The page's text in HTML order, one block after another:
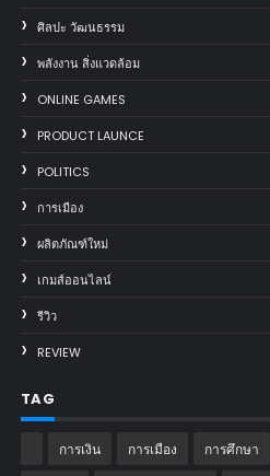
ศิลปะ วัฒนธรรม
พลังงาน สิ่งแวดล้อม
ONLINE GAMES
PRODUCT LAUNCE
POLITICS
การเมือง
ผลิตภัณฑ์ใหม่
เกมส์ออนไลน์
รีวิว
REVIEW
TAG
การเงิน การเมือง การศึกษา